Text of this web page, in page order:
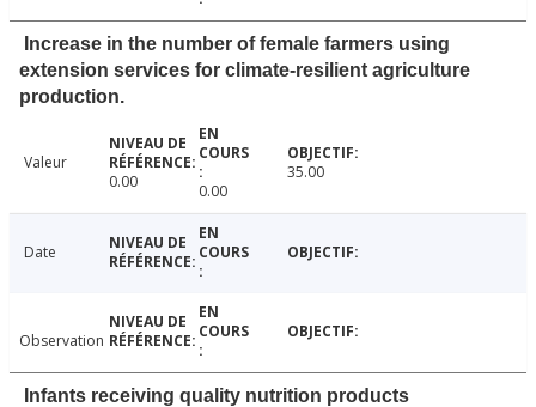
Increase in the number of female farmers using
extension services for climate-resilient agriculture
production.
Valeur
0.00
0.00
35.00
Date
Observation
Infants receiving quality nutrition products